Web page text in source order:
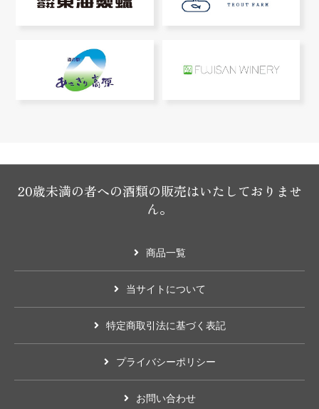
20歳未満の者への酒類の販売はいたしておりませ
ん。
商品一覧
当サイトについて
特定商取引法に基づく表記
プライバシーポリシー
お問い合わせ